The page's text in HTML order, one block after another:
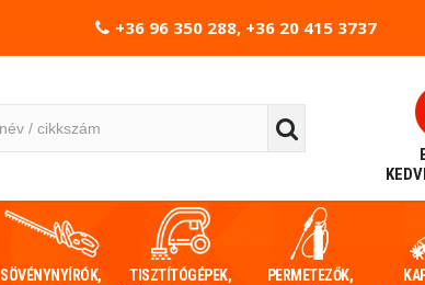
+36 96 350 288, +36 20 415 3737
SÖVÉNYNYÍRÓK,
TISZTÍTÓGÉPEK,
PERMETEZŐK,